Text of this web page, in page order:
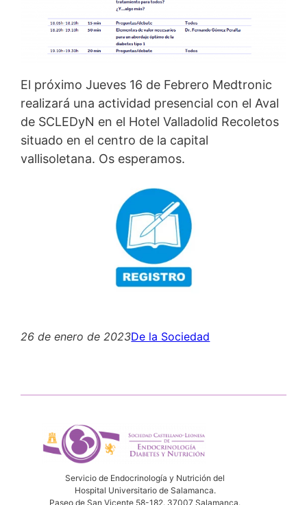
El próximo Jueves 16 de Febrero Medtronic
realizará una actividad presencial con el Aval
de SCLEDyN en el Hotel Valladolid Recoletos
situado en el centro de la capital
vallisoletana. Os esperamos.
26 de enero de 2023De la Sociedad
Servicio de Endocrinología y Nutrición del
Hospital Universitario de Salamanca.
Paseo de San Vicente 58-182. 37007 Salamanca.